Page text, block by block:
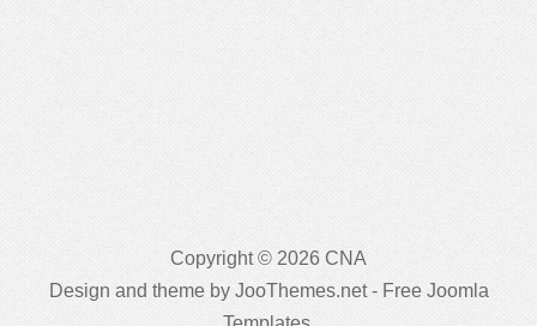
Copyright © 2026 CNA
Design and theme by JooThemes.net - Free Joomla